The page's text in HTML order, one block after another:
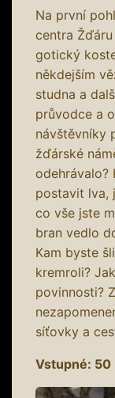
Na první
centra
gotický
někdejším
studna a
průvodce a
návštěvníky
žďárské
odehrávalo?
postavit lva,
co vše jste
bran vedlo
Kam byste
kremroli?
povinnosti?
síťovky a
Vstupné: 50